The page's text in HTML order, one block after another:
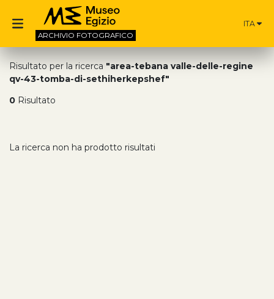
ARCHIVIO FOTOGRAFICO
ITA
Risultato per la ricerca "area-tebana valle-delle-regine
qv-43-tomba-di-sethiherkepshef"
0 Risultato
La ricerca non ha prodotto risultati